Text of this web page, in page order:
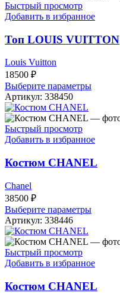
Быстрый просмотр
Добавить в избранное
Топ LOUIS VUITTON
Louis Vuitton
18500 ₽
Выберите параметры
Артикул: 338450
Быстрый просмотр
Добавить в избранное
Костюм CHANEL
Chanel
38500 ₽
Выберите параметры
Артикул: 338446
Быстрый просмотр
Добавить в избранное
Костюм CHANEL